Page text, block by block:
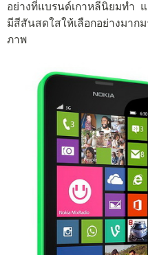
อย่างที่แบรนด์เกาหลีนิยมทำ
มีสีสันสดใสให้เลือกอย่างมาก
ภาพ